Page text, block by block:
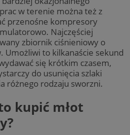
w terenie można też z
przenośne kompresory
Najczęściej
zbiornik ciśnieniowy o
Umożliwi to kilkanaście sekund
się krótkim czasem,
do usunięcia szlaki
różnego rodzaju sworzni.
kupić młot